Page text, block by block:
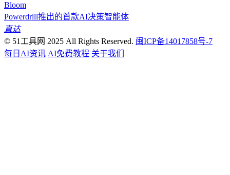
Bloom
Powerdrill推出的首款AI决策智能体
直达
© 51工具网 2025 All Rights Reserved. 闽ICP备14017858号-7
每日AI资讯 AI免费教程 关于我们